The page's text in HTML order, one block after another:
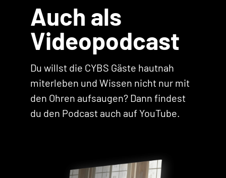
Auch als
Videopodcast
Du willst die CYBS Gäste hautnah
miterleben und Wissen nicht nur mit
den Ohren aufsaugen? Dann findest
du den Podcast auch auf YouTube.